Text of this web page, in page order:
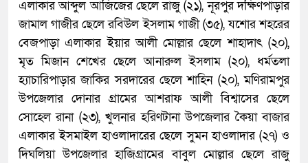
এলাকার আব্দুল আজিজের ছেলে রাজু (২১), নূরপুর দক্ষিণপাড়ার
জামাল গাজীর ছেলে রবিউল ইসলাম গাজী (৩৫), যশোর শহরের
বেজপাড়া এলাকার ইয়ার আলী মোল্লার ছেলে শাহাদাৎ (২০),
মৃত মিজান শেখের ছেলে আনারুল ইসলাম (২০), ধর্মতলা
হ্যাচারিপাড়ার জাকির সরদারের ছেলে শাহিন (২০), মণিরামপুর
উপজেলার দোনার গ্রামের আশরাফ আলী বিশ্বাসের ছেলে
সোহেল রানা (২৩), খুলনার হরিণটানা উপজেলার কৈয়া বাজার
এলাকার ইসমাইল হাওলাদারের ছেলে সুমন হাওলাদার (২৭) ও
দিঘলিয়া উপজেলার হাজিগ্রামের বাবুল মোল্লার ছেলে রাজু